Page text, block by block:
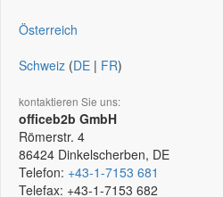
Österreich
Schweiz (DE | FR)
kontaktieren Sie uns:
officeb2b GmbH
Römerstr. 4
86424 Dinkelscherben, DE
Telefon: +43-1-7153 681
Telefax: +43-1-7153 682